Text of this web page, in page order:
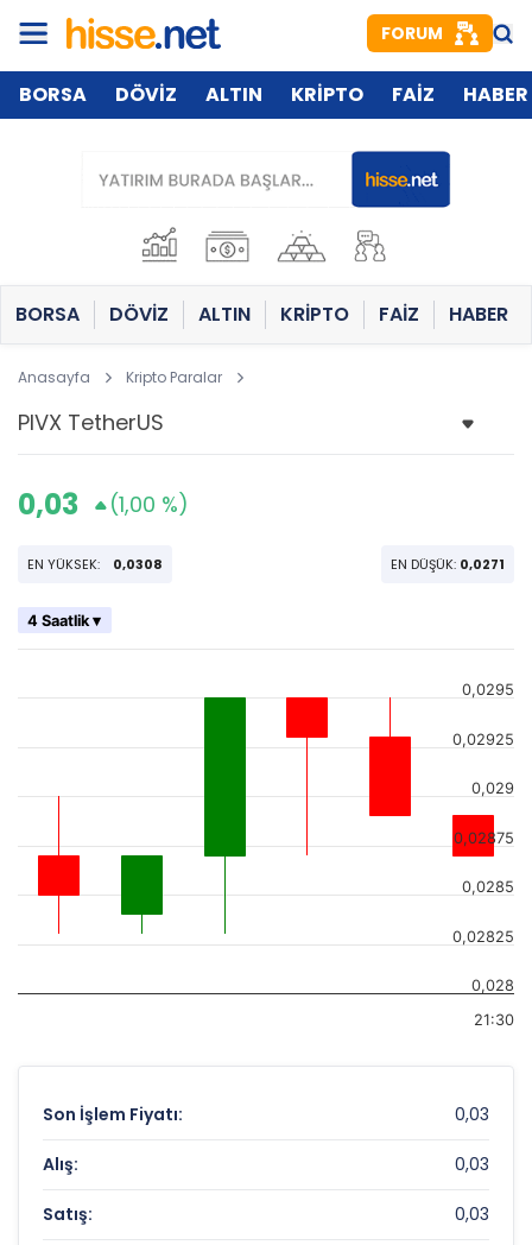
FORUM
BORSA DÖVİZ ALTIN KRİPTO FAİZ HABER
BORSA DÖVİZ ALTIN KRİPTO FAİZ HABER
Anasayfa Kripto Paralar
0,03 (1,00 %)
EN YÜKSEK: 0,0308 EN DÜŞÜK: 0,0271
4 Saatlik ▾
21:30
0,028
0,02825
0,0285
0,02875
0,029
0,02925
0,0295
Son İşlem Fiyatı: 0,03
Alış: 0,03
Satış: 0,03